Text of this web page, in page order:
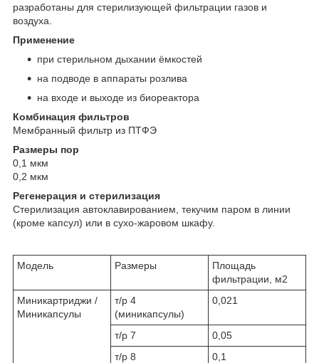
разработаны для стерилизующей фильтрации газов и
воздуха.
Применение
при стерильном дыхании ёмкостей
на подводе в аппараты розлива
на входе и выходе из биореактора
Комбинация фильтров
Мембранный фильтр из ПТФЭ
Размеры пор
0,1 мкм
0,2 мкм
Регенерация и стерилизация
Стерилизация автоклавированием, текучим паром в линии
(кроме капсул) или в сухо-жаровом шкафу.
Модель Размеры
Площадь
фильтрации, м2
Миникартриджи /
Миникапсулы
т/р 4
(миникапсулы)
0,021
т/р 7
0,05
т/р 8
0,1